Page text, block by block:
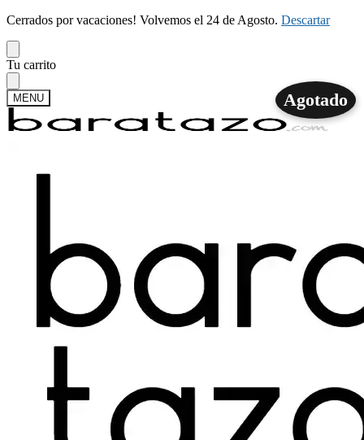
Cerrados por vacaciones! Volvemos el 24 de Agosto. Descartar
Skip
to
navigation
Skip
to
content
Tu carrito
MENU
Mi cuenta
Agotado